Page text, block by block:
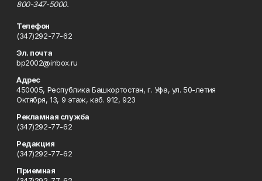
800-347-5000.
Телефон
(347)292-77-62
Эл. почта
bp2002@inbox.ru
Адрес
450005, Республика Башкортостан, г. Уфа, ул. 50-летия
Октября, 13, 9 этаж, каб. 912, 923
Рекламная служба
(347)292-77-62
Редакция
(347)292-77-62
Приемная